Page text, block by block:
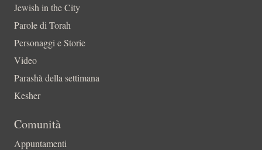
Jewish in the City
Parole di Torah
Personaggi e Storie
Video
Parashà della settimana
Kesher
Comunità
Appuntamenti